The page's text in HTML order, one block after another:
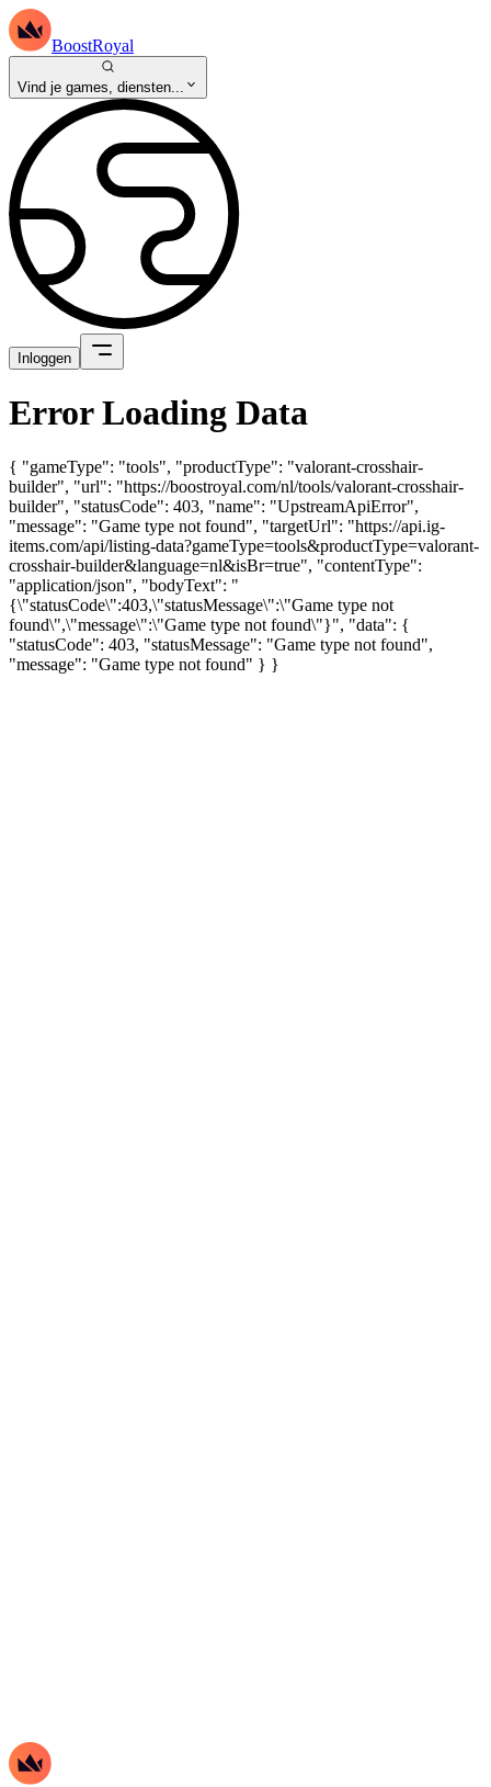
BoostRoyal
Vind je games, diensten...
Inloggen
Error Loading Data
{ "gameType": "tools", "productType": "valorant-crosshair-
builder", "url": "https://boostroyal.com/nl/tools/valorant-crosshair-
builder", "statusCode": 403, "name": "UpstreamApiError",
"message": "Game type not found", "targetUrl": "https://api.ig-
items.com/api/listing-data?gameType=tools&productType=valorant-
crosshair-builder&language=nl&isBr=true", "contentType":
"application/json", "bodyText": "
{\"statusCode\":403,\"statusMessage\":\"Game type not
found\",\"message\":\"Game type not found\"}", "data": {
"statusCode": 403, "statusMessage": "Game type not found",
"message": "Game type not found" } }